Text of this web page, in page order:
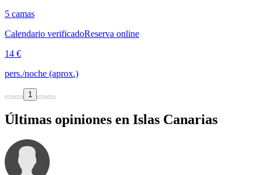
5 camas
Calendario verificadoReserva online
14 €
pers./noche (aprox.)
1
Últimas opiniones en Islas Canarias